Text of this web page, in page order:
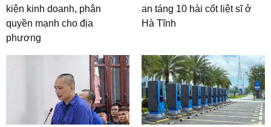
kiện kinh doanh, phân
quyền mạnh cho địa
phương
an táng 10 hài cốt liệt sĩ ở
Hà Tĩnh